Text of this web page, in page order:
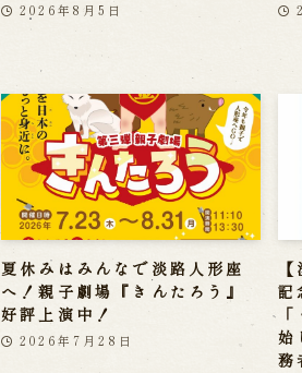
2026年8月5日
夏休みはみんなで淡路人形座
へ！親子劇場『きんたろう』
好評上演中！
2026年7月28日
記
始
務